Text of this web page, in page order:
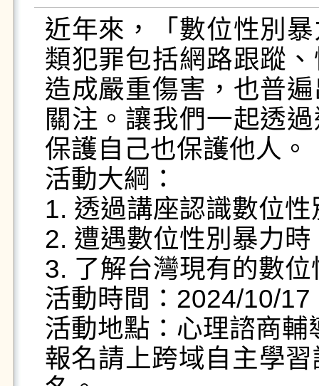
近年來，「數位性別
類犯罪包括網路跟蹤
造成嚴重傷害，也普
關注。讓我們一起透
保護自己也保護他人。
活動大綱：
1. 透過講座認識數位
2. 遭遇數位性別暴力
3. 了解台灣現有的數
活動時間：2024/10/17
活動地點：心理諮商
報名請上跨域自主學